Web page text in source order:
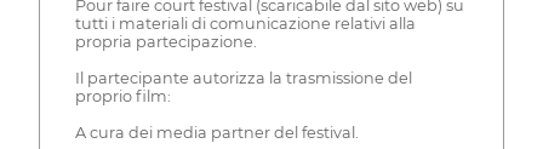
Pour faire court festival (scaricabile dal sito web) su
tutti i materiali di comunicazione relativi alla
propria partecipazione.
Il partecipante autorizza la trasmissione del
proprio film:
A cura dei media partner del festival.